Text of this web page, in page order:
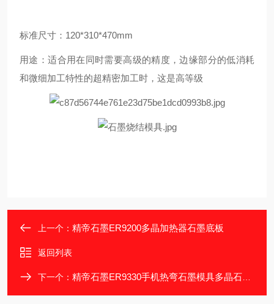
标准尺寸：120*310*470mm
用途：适合用在同时需要高级的精度，边缘部分的低消耗
和微细加工特性的超精密加工时，这是高等级
上一个： 精帝石墨ER9200多晶加热器石墨底板
返回列表
下一个： 精帝石墨ER9330手机热弯石墨模具多晶石墨件